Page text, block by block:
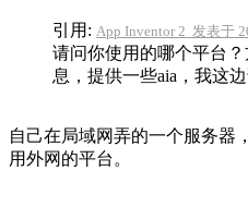
引用: App Inventor 2 发表于
请问你使用的哪个平台
息，提供一些aia，我这
自己在局域网弄的一个服务器
用外网的平台。